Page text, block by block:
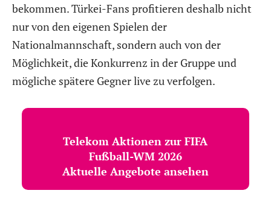
bekommen. Türkei-Fans profitieren deshalb nicht
nur von den eigenen Spielen der
Nationalmannschaft, sondern auch von der
Möglichkeit, die Konkurrenz in der Gruppe und
mögliche spätere Gegner live zu verfolgen.
Telekom Aktionen zur FIFA
Fußball-WM 2026
Aktuelle Angebote ansehen